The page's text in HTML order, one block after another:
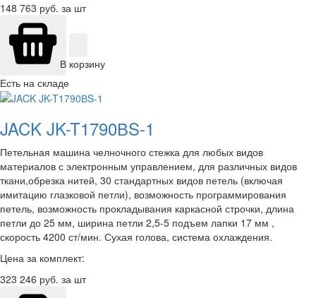
148 763 руб. за шт
В корзину
Есть на складе
JACK JK-T1790ВS-1
Петельная машина челночного стежка для любых видов
материалов с электронным управлением, для различных видов
ткани,обрезка нитей, 30 стандартных видов петель (включая
имитацию глазковой петли), возможность программирования
петель, возможность прокладывания каркасной строчки, длина
петли до 25 мм, ширина петли 2,5-5 подъем лапки 17 мм ,
скорость 4200 ст/мин. Сухая голова, система охлаждения.
Цена за комплект:
323 246 руб. за шт